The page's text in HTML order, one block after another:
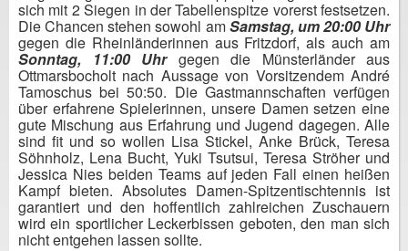
sich mit 2 Siegen in der Tabellenspitze vorerst festsetzen.
Die Chancen stehen sowohl amSamstag, um 20:00 Uhr
gegen die Rheinländerinnen aus Fritzdorf, als auch am
Sonntag, 11:00 Uhr gegen die Münsterländer aus
Ottmarsbocholt nach Aussage von Vorsitzendem André
Tamoschus bei 50:50. Die Gastmannschaften verfügen
über erfahrene Spielerinnen, unsere Damen setzen eine
gute Mischung aus Erfahrung und Jugend dagegen. Alle
sind fit und so wollen Lisa Stickel, Anke Brück, Teresa
Söhnholz, Lena Bucht, Yuki Tsutsui, Teresa Ströher und
Jessica Nies beiden Teams auf jeden Fall einen heißen
Kampf bieten. Absolutes Damen-Spitzentischtennis ist
garantiert und den hoffentlich zahlreichen Zuschauern
wird ein sportlicher Leckerbissen geboten, den man sich
nicht entgehen lassen sollte.